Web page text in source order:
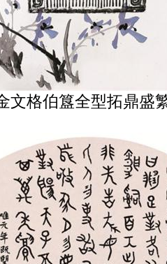
文格伯簋全型拓鼎盛